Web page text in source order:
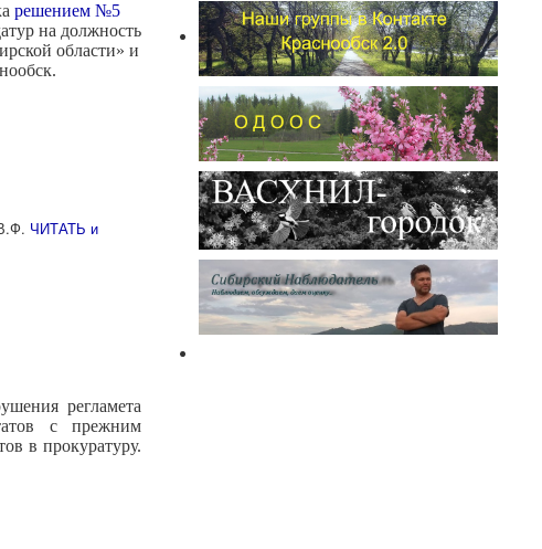
решением №5
на должность
области» и
ЧИТАТЬ и
регламета
с прежним
в прокуратуру.